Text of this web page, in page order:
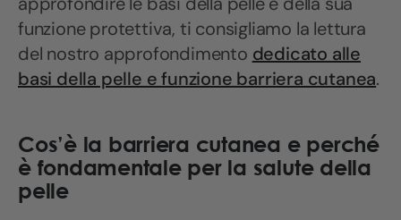
funzione protettiva, ti consigliamo la lettura
del nostro approfondimento dedicato alle
basi della pelle e funzione barriera cutanea.
Cos’è la barriera cutanea e perché
è fondamentale per la salute della
pelle